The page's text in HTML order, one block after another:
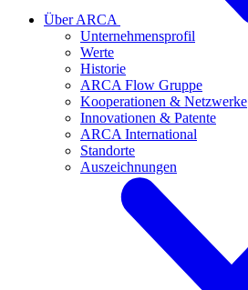
Über ARCA
Unternehmensprofil
Werte
Historie
ARCA Flow Gruppe
Kooperationen & Netzwerke
Innovationen & Patente
ARCA International
Standorte
Auszeichnungen